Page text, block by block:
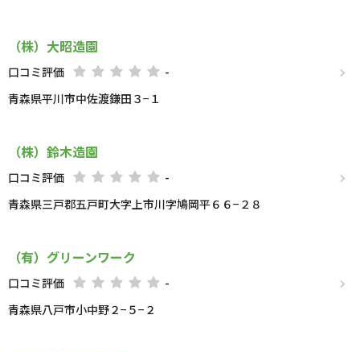
（株）大昭造園
口コミ評価
-
青森県平川市中佐渡鎌田３−１
（株）鈴木造園
口コミ評価
-
青森県三戸郡五戸町大字上市川字鳩岡平６６−２８
（有）グリーンワーク
口コミ評価
-
青森県八戸市小中野２−５−２